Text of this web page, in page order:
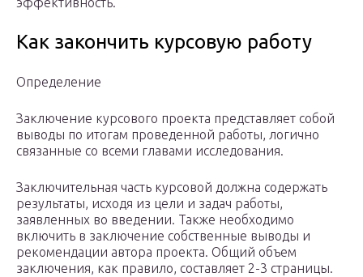
Как закончить курсовую работу
Определение
Заключение курсового проекта представляет собой
выводы по итогам проведенной работы, логично
связанные со всеми главами исследования.
Заключительная часть курсовой должна содержать
результаты, исходя из цели и задач работы,
заявленных во введении. Также необходимо
включить в заключение собственные выводы и
рекомендации автора проекта. Общий объем
заключения, как правило, составляет 2-3 страницы.